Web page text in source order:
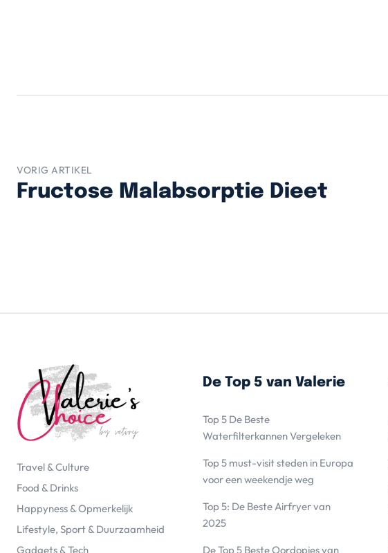
VORIG ARTIKEL
Fructose Malabsorptie Dieet
Travel & Culture
Food & Drinks
Happyness & Opmerkelijk
Lifestyle, Sport & Duurzaamheid
Gadgets & Tech
De Top 5 van Valerie
Top 5 De Beste
Waterfilterkannen Vergeleken
Top 5 must-visit steden in Europa
voor een weekendje weg
Top 5: De Beste Airfryer van
2025
De Top 5 Beste Oordopjes van